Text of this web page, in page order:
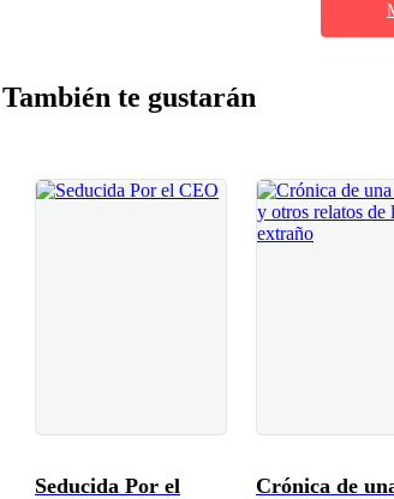
También te gustarán
Seducida Por el
Crónica de